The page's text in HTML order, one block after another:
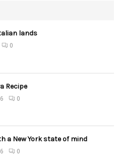
lands
0
Recipe
0
a New York state of mind
0